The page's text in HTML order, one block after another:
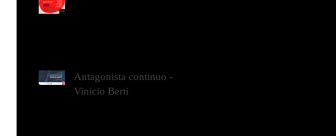
Antagonista continuo -
Vinicio Berti